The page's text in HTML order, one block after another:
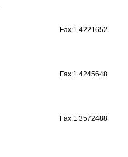
Fax:1 4221652
Fax:1 4245648
Fax:1 3572488